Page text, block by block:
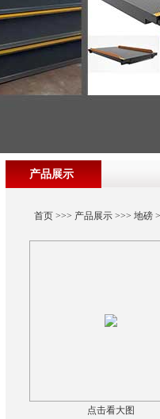
产品展示
首页>>> 产品展示>>> 地磅
点击看大图